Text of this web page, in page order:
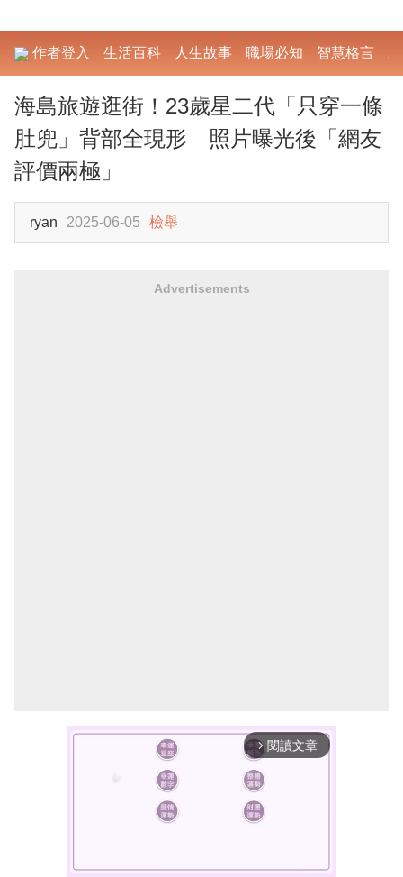
作者登入 生活百科 人生故事 職場必知 智慧格言
海島旅遊逛街！23歲星二代「只穿一條
肚兜」背部全現形 照片曝光後「網友
評價兩極」
ryan 2025-06-05 檢舉
Advertisements
arrow_forward_ios 閱讀文章